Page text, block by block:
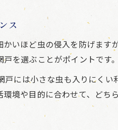
ス
いほど虫の侵入を防げま
を選ぶことがポイントです。
には小さな虫も入りにく
境や目的に合わせて、どち